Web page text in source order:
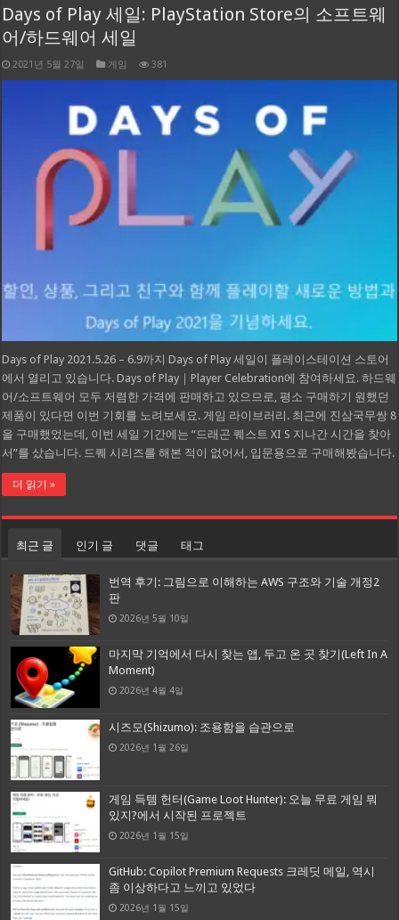
Days of Play 세일: PlayStation Store의 소프트웨
어/하드웨어 세일
2021년 5월 27일 게임 381
Days of Play 2021.5.26 – 6.9까지 Days of Play 세일이 플레이스테이션 스토어
에서 열리고 있습니다. Days of Play｜Player Celebration에 참여하세요. 하드웨
어/소프트웨어 모두 저렴한 가격에 판매하고 있으므로, 평소 구매하기 원했던
제품이 있다면 이번 기회를 노려보세요. 게임 라이브러리. 최근에 진삼국무쌍 8
을 구매했었는데, 이번 세일 기간에는 “드래곤 퀘스트 XI S 지나간 시간을 찾아
서”를 샀습니다. 드퀘 시리즈를 해본 적이 없어서, 입문용으로 구매해봤습니다.
더 읽기 »
최근 글 인기 글 댓글 태그
번역 후기: 그림으로 이해하는 AWS 구조와 기술 개정2
판
2026년 5월 10일
마지막 기억에서 다시 찾는 앱, 두고 온 곳 찾기(Left In A
Moment)
2026년 4월 4일
시즈모(Shizumo): 조용함을 습관으로
2026년 1월 26일
게임 득템 헌터(Game Loot Hunter): 오늘 무료 게임 뭐
있지?에서 시작된 프로젝트
2026년 1월 15일
GitHub: Copilot Premium Requests 크레딧 메일, 역시
좀 이상하다고 느끼고 있었다
2026년 1월 15일